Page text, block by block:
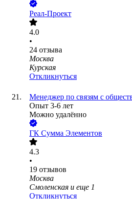
Реал-Проект
4.0
•
24 отзыва
Москва
Курская
Откликнуться
Менеджер по связям с
Опыт 3-6 лет
Можно удалённо
ГК Сумма Элементов
4.3
•
19 отзывов
Москва
Смоленская и еще 1
Откликнуться